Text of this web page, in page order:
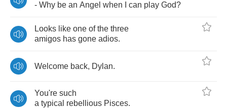
- Why be an Angel when can play God?
Looks like one of the three
amigos has gone adios.
Welcome back, Dylan.
You're such
a typical rebellious Pisces.